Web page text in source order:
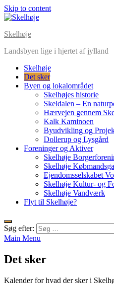
Skip to content
Skelhøje
Landsbyen lige i hjertet af jylland
Skelhøje
Det sker
Byen og lokalområdet
Skelhøjes historie
Skeldalen – En
Hærvejen gennem
Kalk Kaminoen
Byudvikling og
Dollerup og Lysgård
Foreninger og Aktiver
Skelhøje
Skelhøje
Ejendomsselskabet
Skelhøje Kultur- og
Skelhøje Vandværk
Flyt til Skelhøje?
Søg efter:
Main Menu
Det sker
Kalender for hvad der sker i